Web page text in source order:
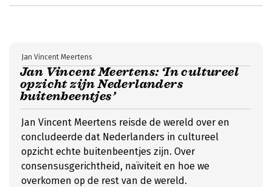
Jan Vincent Meertens: ‘In cultureel
opzicht zijn Nederlanders
buitenbeentjes’
Jan Vincent Meertens
Jan Vincent Meertens reisde de wereld over en
concludeerde dat Nederlanders in cultureel
opzicht echte buitenbeentjes zijn. Over
consensusgerichtheid, naïviteit en hoe we
overkomen op de rest van de wereld.